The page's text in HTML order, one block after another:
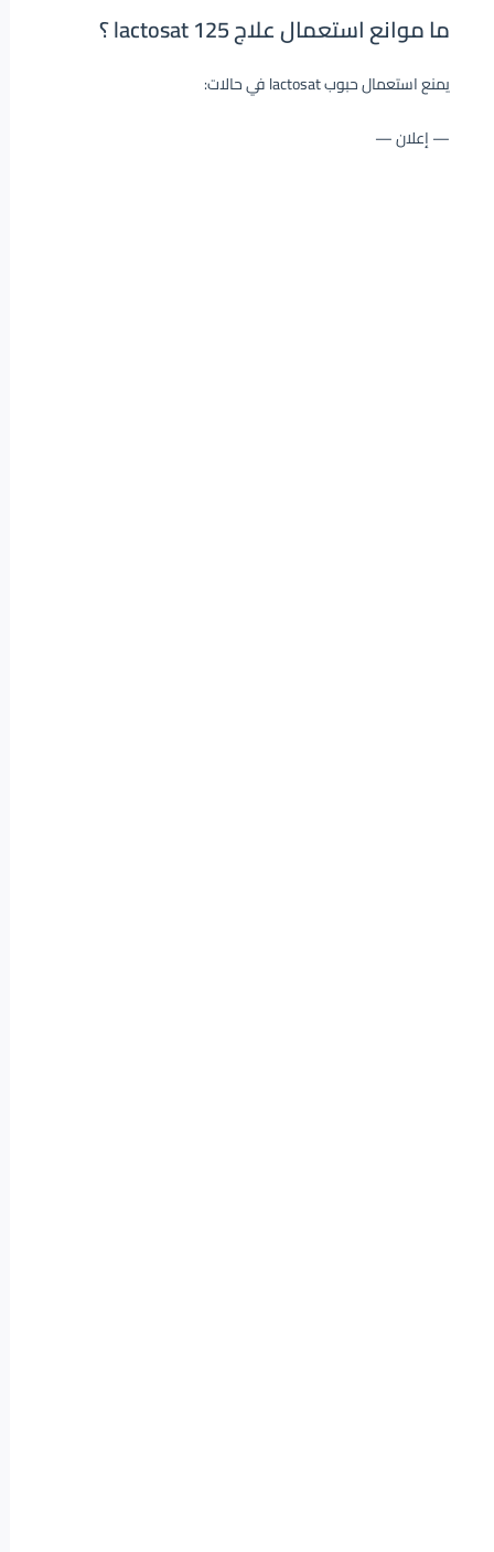
ما موانع استعمال علاج lactosat 125 ؟
يمنع استعمال حبوب lactosat في حالات:
— إعلان —